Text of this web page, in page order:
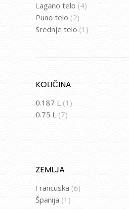
Lagano telo (4)
Puno telo (2)
Srednje telo (1)
KOLIČINA
0.187 L (1)
0.75 L (7)
ZEMLJA
Francuska (6)
Španija (1)